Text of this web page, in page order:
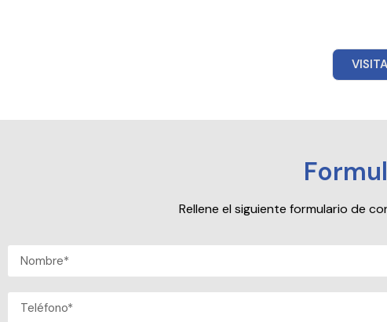
Rellene el siguiente formulario de